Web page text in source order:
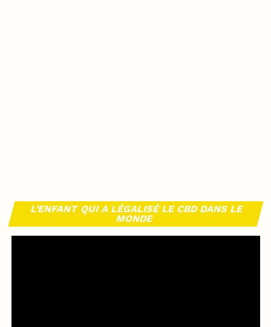
L’ENFANT QUI A LÉGALISÉ LE CBD DANS LE
MONDE